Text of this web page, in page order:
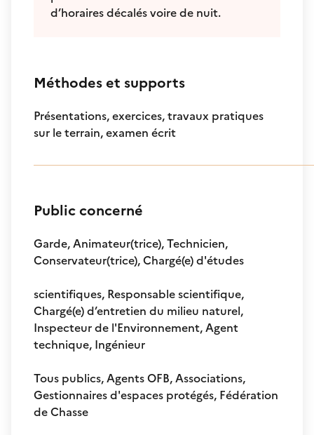
d’horaires décalés voire de nuit.
Méthodes et supports
Présentations, exercices, travaux pratiques
sur le terrain, examen écrit
Public concerné
Garde, Animateur(trice), Technicien,
Conservateur(trice), Chargé(e) d'études
scientifiques, Responsable scientifique,
Chargé(e) d’entretien du milieu naturel,
Inspecteur de l'Environnement, Agent
technique, Ingénieur
Tous publics, Agents OFB, Associations,
Gestionnaires d'espaces protégés, Fédération
de Chasse